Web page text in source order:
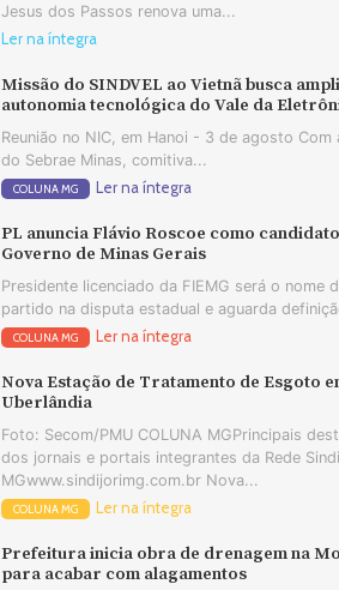
Jesus dos Passos renova uma...
Ler na íntegra
Missão do SINDVEL ao Vietnã busca
autonomia tecnológica do Vale da
Reunião no NIC, em Hanoi - 3 de agosto Com
do Sebrae Minas, comitiva...
COLUNA MG Ler na íntegra
PL anuncia Flávio Roscoe como
Governo de Minas Gerais
Presidente licenciado da FIEMG será o nome
partido na disputa estadual e aguarda
COLUNA MG Ler na íntegra
Nova Estação de Tratamento de Esgoto
Uberlândia
Foto: Secom/PMU COLUNA MGPrincipais
dos jornais e portais integrantes da Rede
MGwww.sindijorimg.com.br Nova...
COLUNA MG Ler na íntegra
Prefeitura inicia obra de drenagem na
para acabar com alagamentos